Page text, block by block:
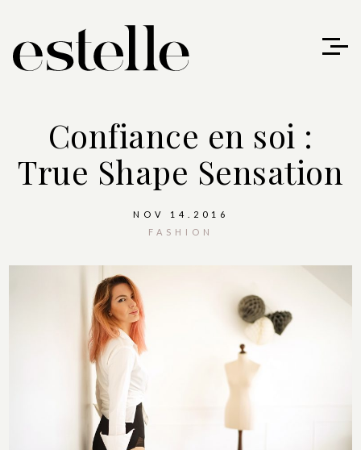
Confiance en soi :
True Shape Sensation
NOV 14.2016
FASHION